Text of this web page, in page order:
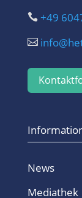
 +49

News
Mediathek